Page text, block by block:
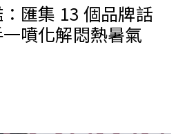
匯集 13 個品牌話
噴化解悶熱暑氣